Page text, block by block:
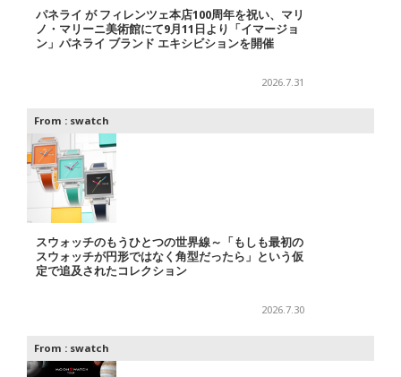
パネライ が フィレンツェ本店100周年を祝い、マリ
ノ・マリーニ美術館にて9月11日より「イマージョ
ン」パネライ ブランド エキシビションを開催
2026.7.31
From : swatch
スウォッチのもうひとつの世界線～「もしも最初の
スウォッチが円形ではなく角型だったら」という仮
定で追及されたコレクション
2026.7.30
From : swatch